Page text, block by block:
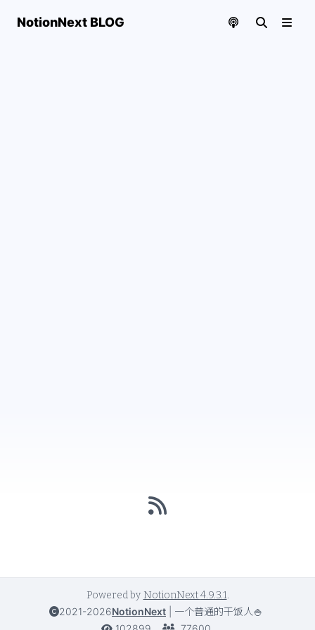
NotionNext BLOG
Powered by NotionNext4.9.3.1.
2021-2026NotionNext
一个普通的干饭人🍚